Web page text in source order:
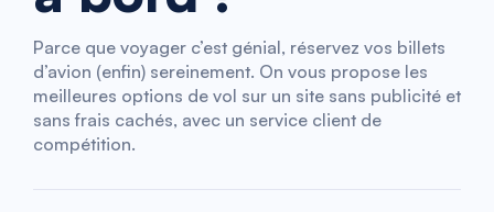
Parce que voyager c’est génial, réservez vos billets
d’avion (enfin) sereinement. On vous propose les
meilleures options de vol sur un site sans publicité et
sans frais cachés, avec un service client de
compétition.